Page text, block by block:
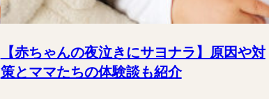
【赤ちゃんの夜泣きにサヨナラ】原因や対
策とママたちの体験談も紹介